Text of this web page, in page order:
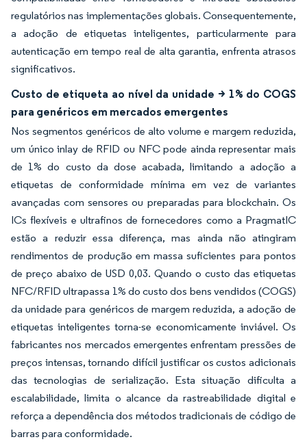
regulatórios nas implementações globais. Consequentemente,
a adoção de etiquetas inteligentes, particularmente para
autenticação em tempo real de alta garantia, enfrenta atrasos
significativos.
Custo de etiqueta ao nível da unidade > 1% do COGS
para genéricos em mercados emergentes
Nos segmentos genéricos de alto volume e margem reduzida,
um único inlay de RFID ou NFC pode ainda representar mais
de 1% do custo da dose acabada, limitando a adoção a
etiquetas de conformidade mínima em vez de variantes
avançadas com sensores ou preparadas para blockchain. Os
ICs flexíveis e ultrafinos de fornecedores como a PragmatIC
estão a reduzir essa diferença, mas ainda não atingiram
rendimentos de produção em massa suficientes para pontos
de preço abaixo de USD 0,03. Quando o custo das etiquetas
NFC/RFID ultrapassa 1% do custo dos bens vendidos (COGS)
da unidade para genéricos de margem reduzida, a adoção de
etiquetas inteligentes torna-se economicamente inviável. Os
fabricantes nos mercados emergentes enfrentam pressões de
preços intensas, tornando difícil justificar os custos adicionais
das tecnologias de serialização. Esta situação dificulta a
escalabilidade, limita o alcance da rastreabilidade digital e
reforça a dependência dos métodos tradicionais de código de
barras para conformidade.